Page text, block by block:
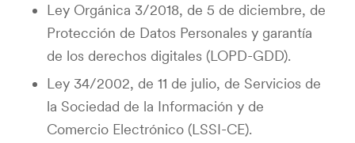
Ley Orgánica 3/2018, de 5 de diciembre, de
Protección de Datos Personales y garantía
de los derechos digitales (LOPD-GDD).
Ley 34/2002, de 11 de julio, de Servicios de
la Sociedad de la Información y de
Comercio Electrónico (LSSI-CE).